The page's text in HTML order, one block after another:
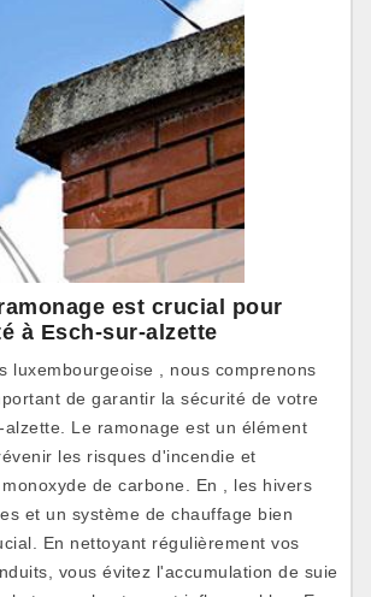
est crucial pour
à Esch-sur-alzette
luxembourgeoise , nous comprenons
de garantir la sécurité de votre
Le ramonage est un élément
les risques d'incendie et
de carbone. En , les hivers
et un système de chauffage bien
En nettoyant régulièrement vos
vous évitez l'accumulation de suie